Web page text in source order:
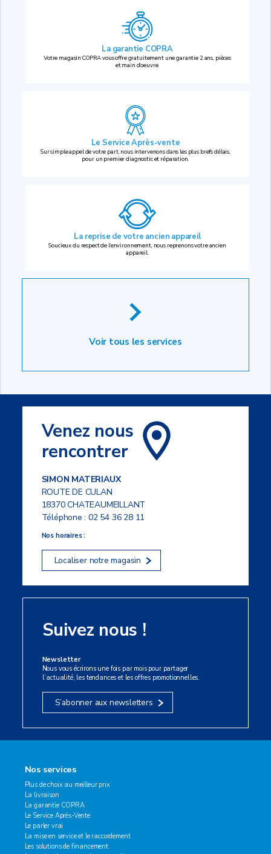
La garantie COPRA
Votre magasin COPRA vous offre gratuitement une garantie 2 ans, pièces
et main d’oeuvre.
Le Service Après-vente
Sur simple appel de votre part, nous intervenons dans les plus brefs délais,
pour un premier diagnostic et réparation.
La reprise de votre ancien appareil
Soucieux du respect de l’environnement, nous reprenons votre ancien
appareil.
Voir tous les services
Venez nous
rencontrer
SIMON MATERIAUX
ROUTE DE CULAN
18370 CHATEAUMEILLANT
Téléphone :02 54 36 28 11
Nos horaires :
Localiser notre magasin
Suivez nous !
Newsletter
Nous vous écrirons une fois par mois pour partager
l’actualité, les tendances et les offres promotionnelles.
S’abonner aux newsletters
Nos services
Plus de choix au meilleur prix
La livraison
La garantie COPRA
Le Service Après-Vente
Le parler vrai
La mise en service et le raccordement
Les solutions de financement